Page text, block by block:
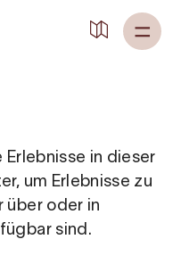
in dieser
um Erlebnisse zu
über oder in
sind.